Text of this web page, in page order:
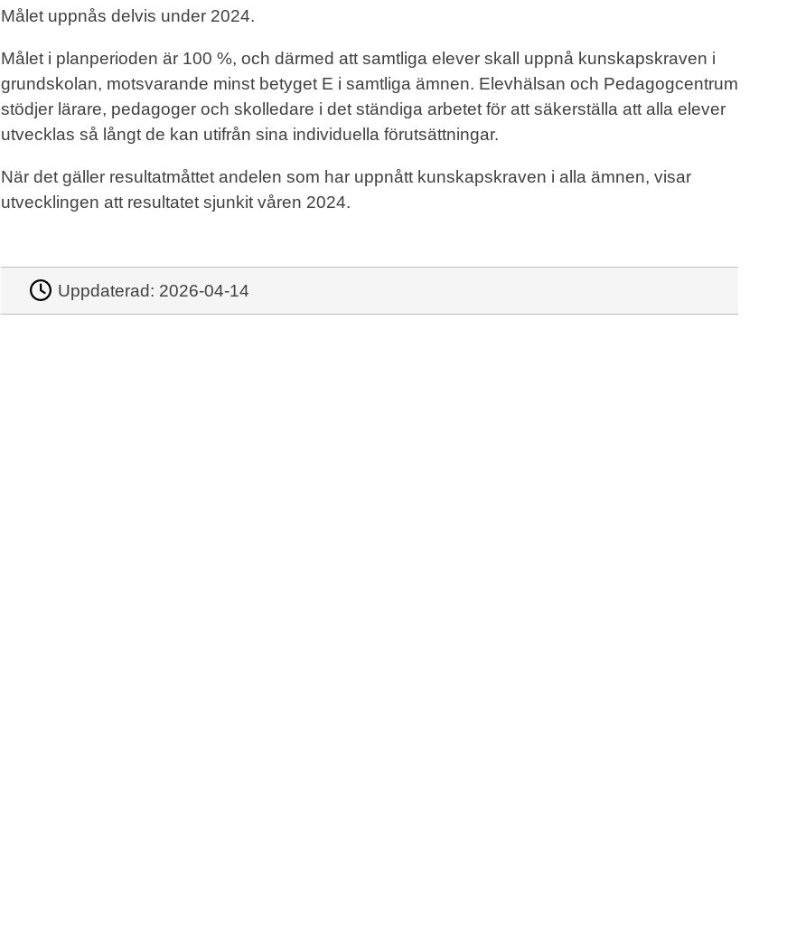
Målet uppnås delvis under 2024.
Målet i planperioden är 100 %, och därmed att samtliga elever skall uppnå kunskapskraven i
grundskolan, motsvarande minst betyget E i samtliga ämnen. Elevhälsan och Pedagogcentrum
stödjer lärare, pedagoger och skolledare i det ständiga arbetet för att säkerställa att alla elever
utvecklas så långt de kan utifrån sina individuella förutsättningar.
När det gäller resultatmåttet andelen som har uppnått kunskapskraven i alla ämnen, visar
utvecklingen att resultatet sjunkit våren 2024.
Uppdaterad: 2026-04-14